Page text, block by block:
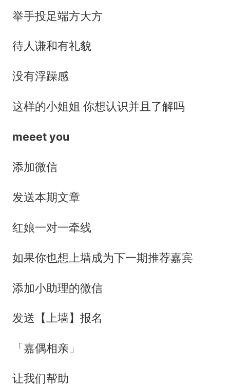
举手投足端方大方
待人谦和有礼貌
没有浮躁感
这样的小姐姐 你想认识并且了解吗
meeet you
添加微信
发送本期文章
红娘一对一牵线
如果你也想上墙成为下一期推荐嘉宾
添加小助理的微信
发送【上墙】报名
「嘉偶相亲」
让我们帮助